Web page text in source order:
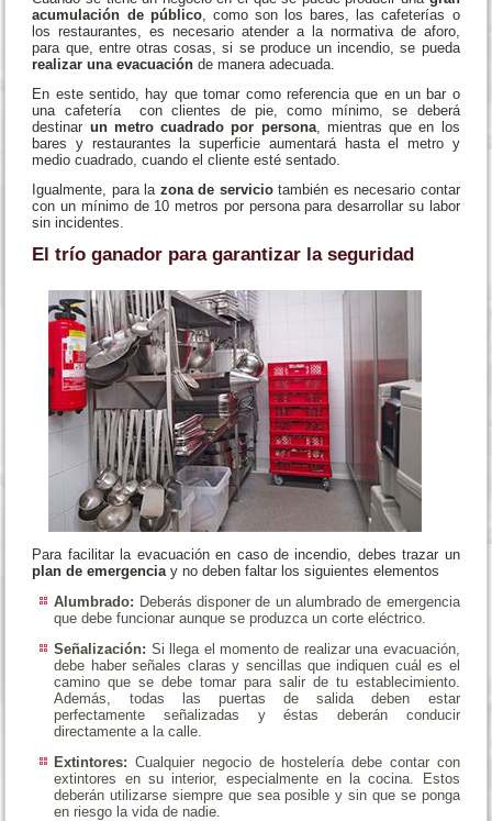
acumulación de público, como son los bares, las cafeterías o
los restaurantes, es necesario atender a la normativa de aforo,
para que, entre otras cosas, si se produce un incendio, se pueda
realizar una evacuación de manera adecuada.
En este sentido, hay que tomar como referencia que en un bar o
una cafetería con clientes de pie, como mínimo, se deberá
destinar un metro cuadrado por persona, mientras que en los
bares y restaurantes la superficie aumentará hasta el metro y
medio cuadrado, cuando el cliente esté sentado.
Igualmente, para la zona de serviciotambién es necesario contar
con un mínimo de 10 metros por persona para desarrollar su labor
sin incidentes.
El trío ganador para garantizar la seguridad
Para facilitar la evacuación en caso de incendio, debes trazar un
plan de emergenciay no deben faltar los siguientes elementos
Alumbrado: Deberás disponer de un alumbrado de emergencia
que debe funcionar aunque se produzca un corte eléctrico.
Señalización: Si llega el momento de realizar una evacuación,
debe haber señales claras y sencillas que indiquen cuál es el
camino que se debe tomar para salir de tu establecimiento.
Además, todas las puertas de salida deben estar
perfectamente señalizadas y éstas deberán conducir
directamente a la calle.
Extintores:Cualquier negocio de hostelería debe contar con
extintores en su interior, especialmente en la cocina. Estos
deberán utilizarse siempre que sea posible y sin que se ponga
en riesgo la vida de nadie.